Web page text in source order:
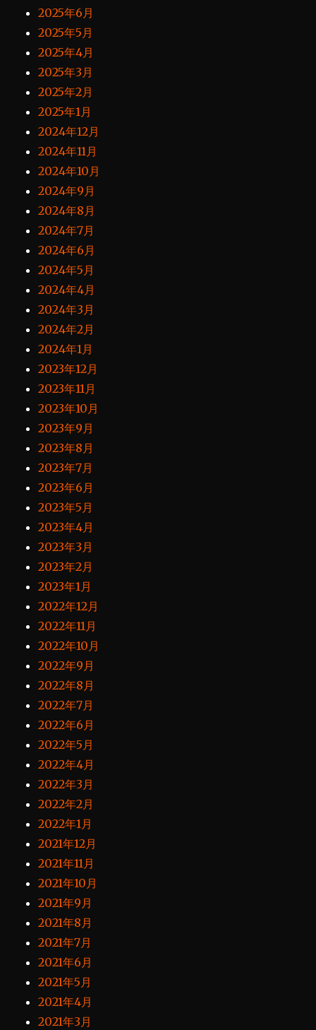
2025年6月
2025年5月
2025年4月
2025年3月
2025年2月
2025年1月
2024年12月
2024年11月
2024年10月
2024年9月
2024年8月
2024年7月
2024年6月
2024年5月
2024年4月
2024年3月
2024年2月
2024年1月
2023年12月
2023年11月
2023年10月
2023年9月
2023年8月
2023年7月
2023年6月
2023年5月
2023年4月
2023年3月
2023年2月
2023年1月
2022年12月
2022年11月
2022年10月
2022年9月
2022年8月
2022年7月
2022年6月
2022年5月
2022年4月
2022年3月
2022年2月
2022年1月
2021年12月
2021年11月
2021年10月
2021年9月
2021年8月
2021年7月
2021年6月
2021年5月
2021年4月
2021年3月